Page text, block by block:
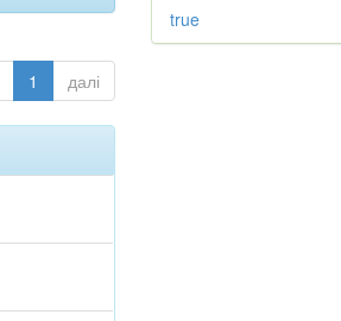
1 далі
true